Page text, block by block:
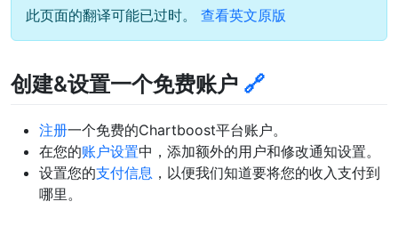
此页面的翻译可能已过时。 查看英文原版
创建&设置一个免费账户 🔗
注册一个免费的Chartboost平台账户。
在您的账户设置中，添加额外的用户和修改通知设置。
设置您的支付信息 ，以便我们知道要将您的收入支付到
哪里。